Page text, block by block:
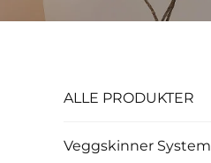
ALLE PRODUKTER
Veggskinner System